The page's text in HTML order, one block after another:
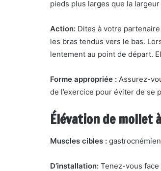
pieds plus larges que la
Action: Dites à votre
les bras tendus vers le bas.
lentement au point de départ.
Forme appropriée : Assurez-
de l’exercice pour éviter de se
Élévation de mollet
Muscles cibles : gastrocnémien
D’installation: Tenez-vous